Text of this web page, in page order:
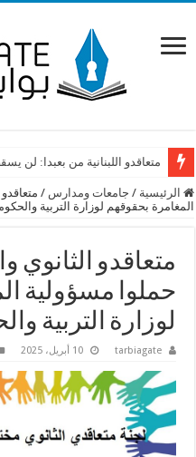
متعاقدو اللبنانية من بعبدا: لن
الرئيسية / جامعات ومدارس /
المغامرة بحقوقهم لوزارة التربية
متعاقدو الثانوي
حملوا مسؤولية
لوزارة التربية
tarbiagate 10 أبريل، 2025